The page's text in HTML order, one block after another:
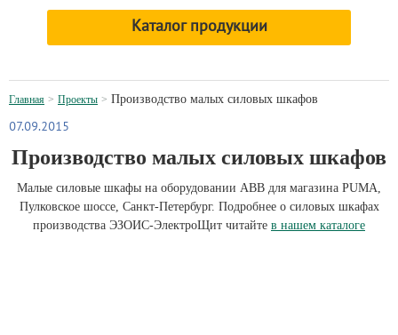
Каталог продукции
Главная Проекты Производство малых силовых шкафов
07.09.2015
Производство малых силовых шкафов
Малые силовые шкафы на оборудовании АВВ для магазина PUMA,
Пулковское шоссе, Санкт-Петербург. Подробнее о силовых шкафах
производства ЭЗОИС-ЭлектроЩит читайте в нашем каталоге